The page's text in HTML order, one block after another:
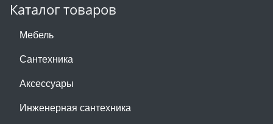
Каталог товаров
Мебель
Сантехника
Аксессуары
Инженерная сантехника